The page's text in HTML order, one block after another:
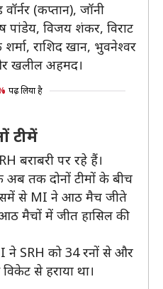
वॉर्नर (कप्तान), जॉनी
पांडेय, विजय शंकर, विराट
राशिद खान, भुवनेश्वर
खलील अहमद।
पढ़ लिया है
टीमें
बराबरी पर रहे हैं।
तक दोनों टीमों के बीच
से MI ने आठ मैच जीते
मैचों में जीत हासिल की
SRH को 34 रनों से और
से हराया था।